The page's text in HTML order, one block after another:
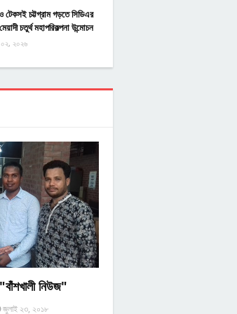
চট্টগ্রাম গড়তে সিডিএর
চতুর্থ মহাপরিকল্পনা উন্মোচন
২০২৬
নিউজ"
জুলাই ২৩, ২০১৮